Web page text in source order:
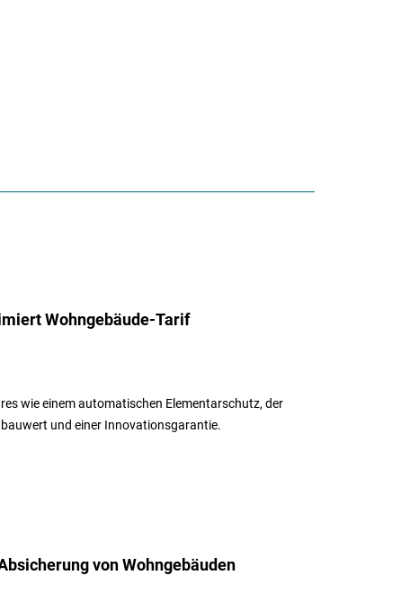
Wohngebäude-Tarif
wie einem automatischen Elementarschutz, der
und einer Innovationsgarantie.
von Wohngebäuden